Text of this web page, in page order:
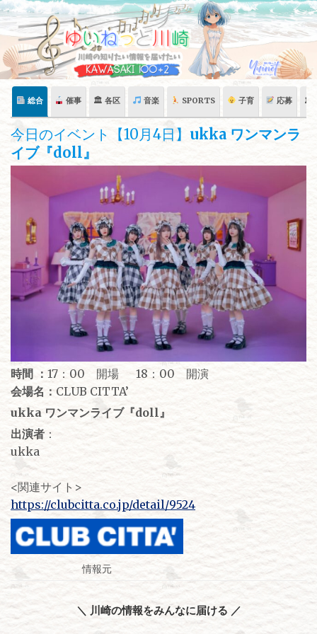
Skip
content
総合 催事 🏛 各区 音楽 SPORTS 子育 応募 🏛
今日のイベント【10月4日】 ukka ワンマンラ
イブ『doll』
時間 ： 17：00 開場 18：00 開演
会場名：CLUB CITTA’
ukka ワンマンライブ『doll』
出演者 ：
ukka
<関連サイト>
https://clubcitta.co.jp/detail/9524
情報元
＼ 川崎の情報をみんなに届ける ／